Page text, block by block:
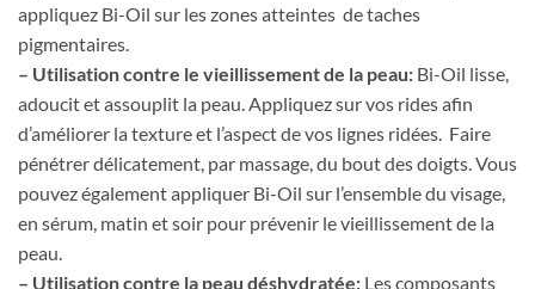
appliquez Bi-Oil sur les zones atteintes de taches
pigmentaires.
– Utilisation contre le vieillissement de la peau: Bi-Oil lisse,
adoucit et assouplit la peau. Appliquez sur vos rides afin
d’améliorer la texture et l’aspect de vos lignes ridées. Faire
pénétrer délicatement, par massage, du bout des doigts. Vous
pouvez également appliquer Bi-Oil sur l’ensemble du visage,
en sérum, matin et soir pour prévenir le vieillissement de la
peau.
– Utilisation contre la peau déshydratée: Les composants